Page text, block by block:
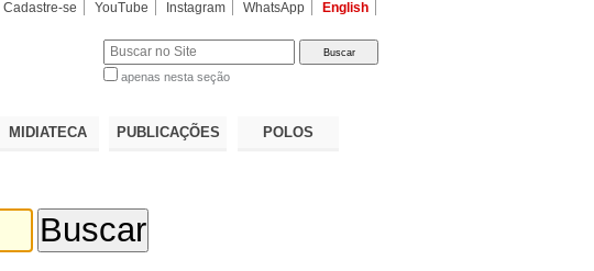
Cadastre-se YouTube Instagram WhatsApp English
apenas nesta seção
MIDIATECA PUBLICAÇÕES POLOS